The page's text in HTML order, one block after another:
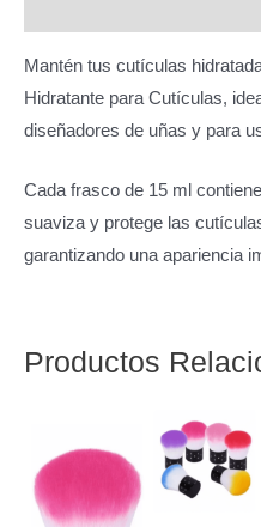
Mantén tus cutículas
Hidratante para Cutículas,
diseñadores de uñas y para
Cada frasco de 15 ml
suaviza y protege las
garantizando una apariencia
Productos